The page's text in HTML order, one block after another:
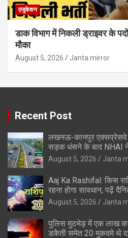
एजुकेशन
डाक विभाग में निकली ड्राइवर के
मौका
August 5, 2026 Janta mirror
Recent Post
लखनऊ-कानपुर एक्सप्रेसवे
सड़क धंसने के बाद NHAI ने
August 5, 2026 Janta
Aaj Ka Rashifal: किस
रहना होगा सावधान, पढ़ें
August 5, 2026 Janta
पुलिस मुठभेड़ में एक लाख का
डकैती समेत 20 मुकदमे थे